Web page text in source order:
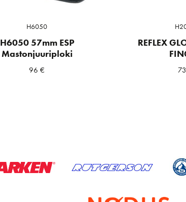
H6050
H6050 57mm ESP
Mastonjuuriploki
96€
REFLEX
73